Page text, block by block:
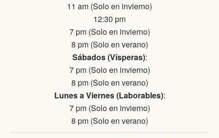
11 am (Solo en invierno)
12:30 pm
7 pm (Solo en invierno)
8 pm (Solo en verano)
Sábados (Vísperas):
7 pm (Solo en invierno)
8 pm (Solo en verano)
Lunes a Viernes (Laborables):
7 pm (Solo en invierno)
8 pm (Solo en verano)